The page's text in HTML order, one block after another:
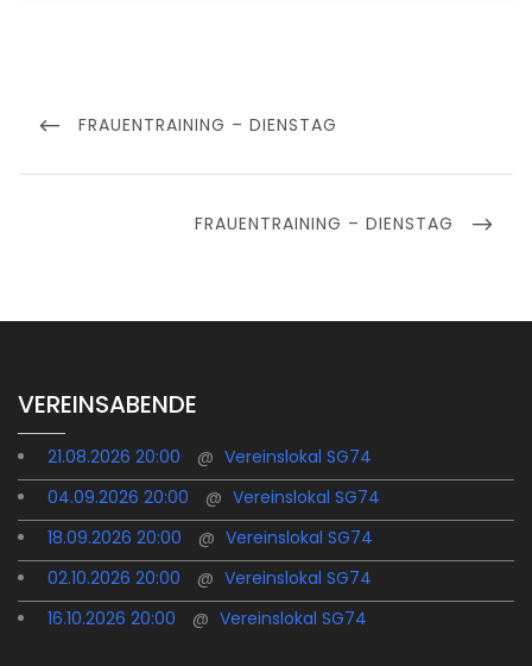
PREVIOUS
FRAUENTRAINING – DIENSTAG
NEXT
FRAUENTRAINING – DIENSTAG
VEREINSABENDE
21.08.2026 20:00 @ Vereinslokal SG74
04.09.2026 20:00
@ Vereinslokal SG74
18.09.2026 20:00
@ Vereinslokal SG74
02.10.2026 20:00
@ Vereinslokal SG74
16.10.2026 20:00
@ Vereinslokal SG74